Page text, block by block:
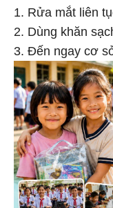
1. Rửa mắt liên
2. Dùng khăn
3. Đến ngay cơ